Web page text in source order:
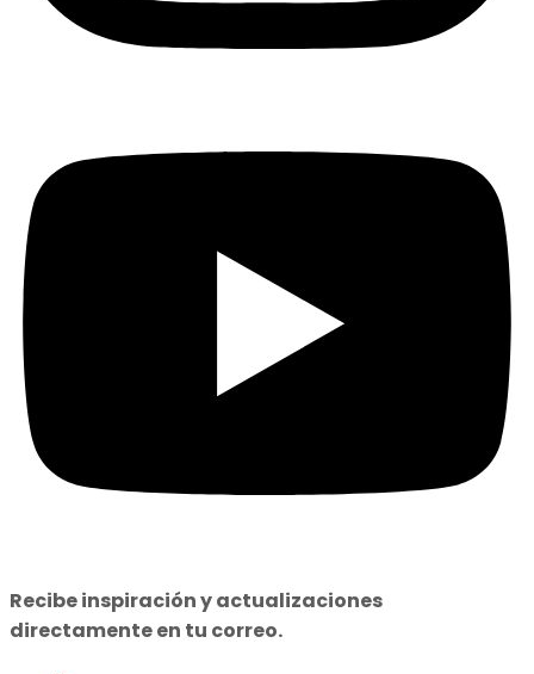
Recibe inspiración y actualizaciones
directamente en tu correo.